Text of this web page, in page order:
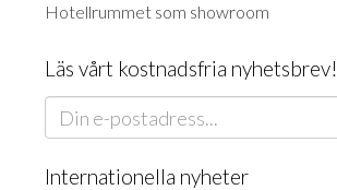
Hotellrummet som showroom
Läs vårt kostnadsfria nyhetsbrev!
Internationella nyheter